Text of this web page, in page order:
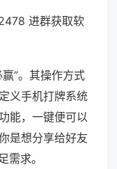
进群获取软
”。其操作方式
义手机打牌系统
能，一键便可以
是想分享给好友
需求。